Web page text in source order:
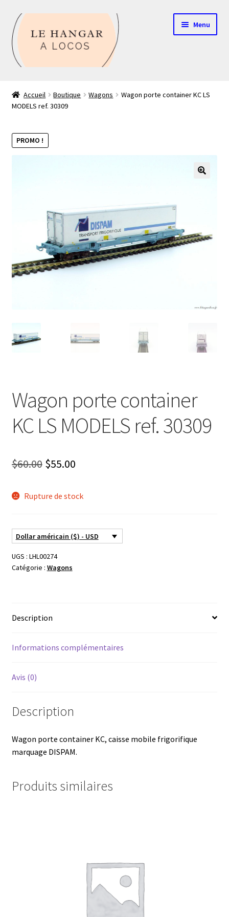
Aller
à
la
navigation
Aller
au
contenu
Menu
Boutique
Mon compte
Évènements à venir
Téléchargement
Accueil Boutique Wagons
Wagon porte container KC LS
MODELS ref. 30309
PROMO !
Wagon porte container
KC LS MODELS ref. 30309
$60.00 Le
initial
$60.00.
$55.00Le
actuel
$55.00.
Rupture de stock
Dollar américain ($) - USD
UGS : LHL00274
Catégorie : Wagons
Description
Informations complémentaires
Avis (0)
Description
Wagon porte container KC, caisse mobile frigorifique
marquage DISPAM.
Produits similaires